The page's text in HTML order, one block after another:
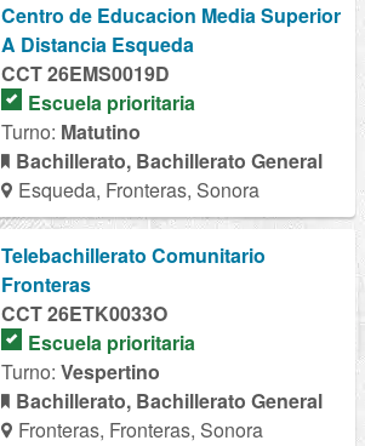
Centro de Educacion Media Superior
A Distancia Esqueda
CCT 26EMS0019D
Escuela prioritaria
Turno: Matutino
Bachillerato, Bachillerato General
Esqueda, Fronteras, Sonora
Telebachillerato Comunitario
Fronteras
CCT 26ETK0033O
Escuela prioritaria
Turno: Vespertino
Bachillerato, Bachillerato General
Fronteras, Fronteras, Sonora